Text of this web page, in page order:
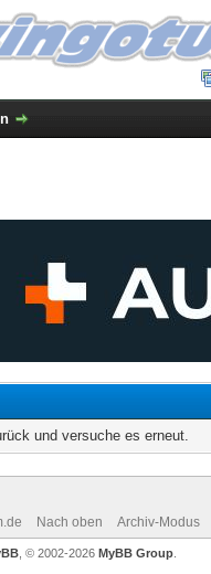
und versuche es erneut.
Nach oben Archiv-Modus
, © 2002-2026 MyBB Group